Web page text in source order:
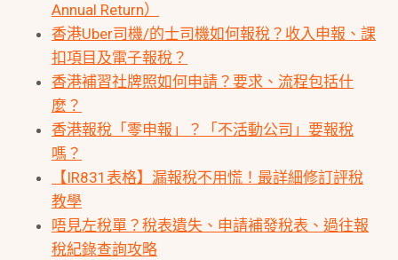
Annual Return）
香港Uber司機/的士司機如何報稅？收入申報、課
扣項目及電子報稅？
香港補習社牌照如何申請？要求、流程包括什
麼？
香港報稅「零申報」？「不活動公司」要報稅
嗎？
【IR831表格】漏報稅不用慌！最詳細修訂評稅
教學
唔見左稅單？稅表遺失、申請補發稅表、過往報
稅紀錄查詢攻略